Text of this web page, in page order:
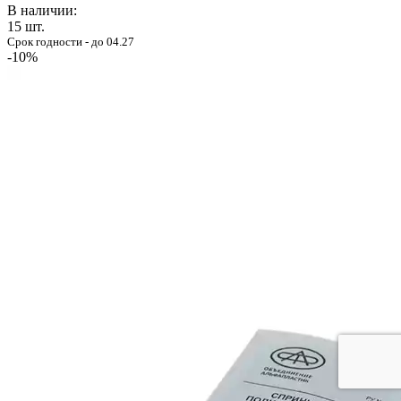
В наличии:
15 шт.
Срок годности - до 04.27
-10%